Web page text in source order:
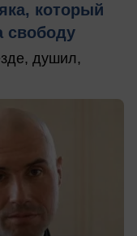
который
свободу
душил,